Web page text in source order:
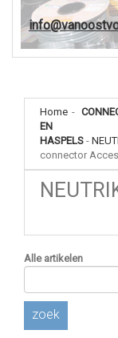
Home -
EN
HASPELS -
connector
Alle artikelen
zoek